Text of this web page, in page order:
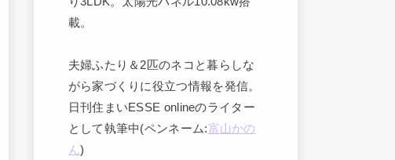
載。
夫婦ふたり＆2匹のネコと暮らしな
がら家づくりに役立つ情報を発信。
日刊住まいESSE onlineのライター
として執筆中(ペンネーム:富山かの
ん)